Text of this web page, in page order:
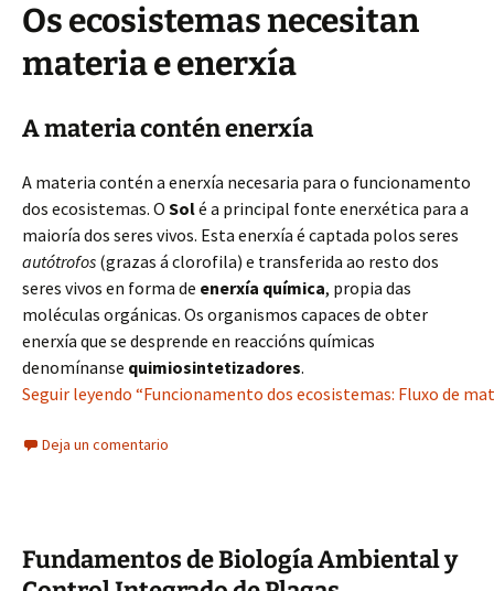
Os ecosistemas necesitan
materia e enerxía
A materia contén enerxía
A materia contén a enerxía necesaria para o funcionamento
dos ecosistemas. O Solé a principal fonte enerxética para a
maioría dos seres vivos. Esta enerxía é captada polos seres
autótrofos (grazas á clorofila) e transferida ao resto dos
seres vivos en forma de enerxía química, propia das
moléculas orgánicas. Os organismos capaces de obter
enerxía que se desprende en reaccións químicas
denomínanse quimiosintetizadores.
Seguir leyendo “Funcionamento dos ecosistemas: Fluxo de
Deja un comentario
Fundamentos de Biología Ambiental y